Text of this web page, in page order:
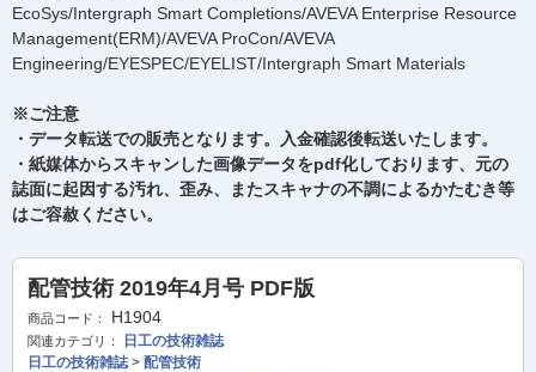
EcoSys/Intergraph Smart Completions/AVEVA Enterprise Resource
Management(ERM)/AVEVA ProCon/AVEVA
Engineering/EYESPEC/EYELIST/Intergraph Smart Materials
※ご注意
・データ転送での販売となります。入金確認後転送いたします。
・紙媒体からスキャンした画像データをpdf化しております、元の
誌面に起因する汚れ、歪み、またスキャナの不調によるかたむき等
はご容赦ください。
配管技術 2019年4月号 PDF版
商品コード： H1904
関連カテゴリ：
日工の技術雑誌
日工の技術雑誌> 配管技術